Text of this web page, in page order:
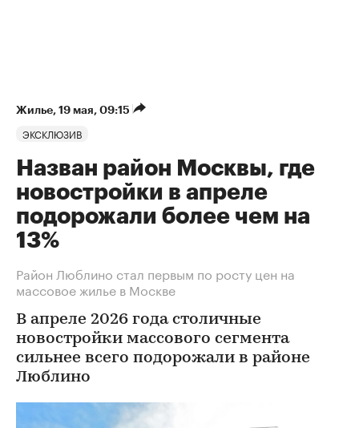
Жилье⁠, 19 мая, 09:15
ЭКСКЛЮЗИВ
Назван район Москвы, где
новостройки в апреле
подорожали более чем на
13%
Район Люблино стал первым по росту цен на
массовое жилье в Москве
В апреле 2026 года столичные
новостройки массового сегмента
сильнее всего подорожали в районе
Люблино